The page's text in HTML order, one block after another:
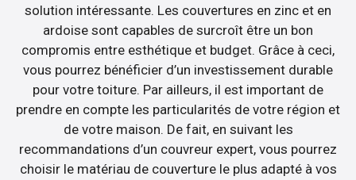
solution intéressante. Les couvertures en zinc et en
ardoise sont capables de surcroît être un bon
compromis entre esthétique et budget. Grâce à ceci,
vous pourrez bénéficier d’un investissement durable
pour votre toiture. Par ailleurs, il est important de
prendre en compte les particularités de votre région et
de votre maison. De fait, en suivant les
recommandations d’un couvreur expert, vous pourrez
choisir le matériau de couverture le plus adapté à vos